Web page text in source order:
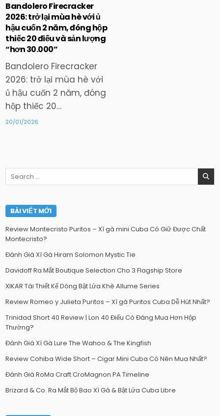
Bandolero Firecracker
2026: trở lại mùa hè với ủ
hậu cuốn 2 năm, đóng hộp
thiếc 20 điếu và sản lượng
“hơn 30.000”
Bandolero Firecracker
2026: trở lại mùa hè với
ủ hậu cuốn 2 năm, đóng
hộp thiếc 20…
20/01/2026
Search
BÀI VIẾT MỚI
Review Montecristo Puritos – Xì gà mini Cuba Có Giữ Được Chất
Montecristo?
Đánh Giá Xì Gà Hiram Solomon Mystic Tie
Davidoff Ra Mắt Boutique Selection Cho 3 Flagship Store
XIKAR Tái Thiết Kế Dòng Bật Lửa Khè Allume Series
Review Romeo y Julieta Puritos – Xì gà Puritos Cuba Dễ Hút Nhất?
Trinidad Short 40 Review | Lon 40 Điếu Có Đáng Mua Hơn Hộp
Thường?
Đánh Giá Xì Gà Lure The Wahoo & The Kingfish
Review Cohiba Wide Short – Cigar Mini Cuba Có Nên Mua Nhất?
Đánh Giá RoMa Craft CroMagnon PA Timeline
Brizard & Co. Ra Mắt Bộ Bao Xì Gà & Bật Lửa Cuba Libre